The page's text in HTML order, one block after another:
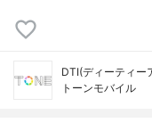
DTI(ディーティー
トーンモバイル